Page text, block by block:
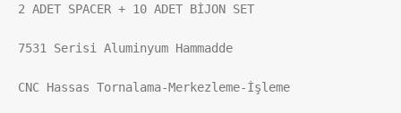
2 ADET SPACER + 10 ADET BİJON SET
7531 Serisi Aluminyum Hammadde
CNC Hassas Tornalama-Merkezleme-İşleme